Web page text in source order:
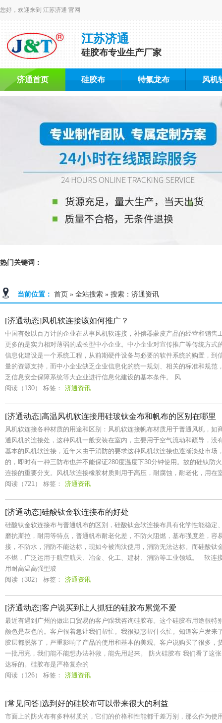
您好，欢迎来到 江苏济通 官网
江苏济通
硅胶布专业生产厂家
济通首页 硅胶布 特氟龙布 风机
热门关键词：
当前位置： 首页 » 全站搜索 » 搜索：济通资讯
[济通动态]风机软连接该如何推广？
中国有数以百万计的企业在从事风机软连接，补偿器蒙皮产品的经营和销售
更多的是实力相对薄弱的成长型中小企业。中小企业对宣传推广等传统方式
信息化建设是一个系统工程，从前期硬件设备与必要的软件系统的购置，到
量的资源支持，而中小企业缺乏企业信息化的统一规划、相关的标准和规范
乏信息安全保障系统等大企业进行信息化建设的基本条件。 风
阅读（130） 标签： 济通资讯
[济通动态]高温风机软连接用硅玻钛金布和帆布的区别在哪里
风机软连接各种材质的用途和区别：风机软连接帆布材质用于普通风机，如
通风机的连接处，这种风机一般安装在室内，主要用于空气流动和疏导，没
基本的风机软连接，近年来由于消防的要求这种风机软连接也逐渐淡处市场
的，即时有一种三防布也并不能保证280度温度下30分钟使用。故的硅钛防
连接的重要分支。风机软连接橡胶材质则用于高压，耐腐蚀，耐老化，用在
阅读（721） 标签： 济通资讯
[济通动态]硅酸钛金软连接布的好处
硅酸钛金软连接布与普通帆布的区别，硅酸钛金软连接布具有化学性能稳定
磨抗斯拉，耐用等特点，普通帆布耐老化差，不防火阻燃，基布强度差，容
接，不防水，消防不能达标，现如今被淘汰使用，消防无法达标。而硅酸钛
不燃，广泛运用于航空航天、冶金、化工、建材、消防等工业领域。 软连
用耐高温高强型玻
阅读（302） 标签： 济通资讯
[济通动态]客户说买到让人抓狂的硅胶布累觉不爱
最近有遇到广州的做出口贸易的客户跟我咨询硅胶布。这个硅胶布用途很特
颜色是灰色的。客户很着急让我们帮忙。我很疑惑帮什么忙。知道客户发来
胶层都脱落了，严重影响了产品的使用和基本的美观。客户说购买了很多，
一批用完，我们能不能想办法补救，能先用起来。 防火硅胶布 我们看了这
达标的。硅胶布是严格复杂的
阅读（126） 标签： 济通资讯
[常见问答]选到好的硅胶布可以带来很大的利益
市面上的防火布有多种材质的，它们的价格和性能都千差万别，那么作为使